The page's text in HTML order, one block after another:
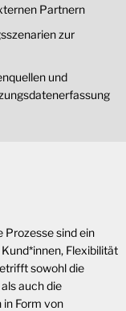
Partnern
zur
und
sind ein
Flexibilität
sowohl die
auch die
Form von